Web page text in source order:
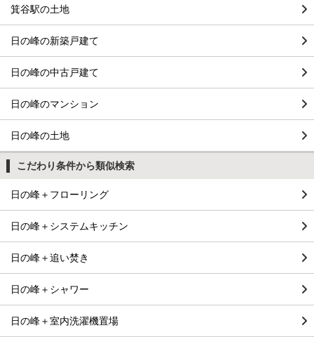
箕谷駅の土地
日の峰の新築戸建て
日の峰の中古戸建て
日の峰のマンション
日の峰の土地
こだわり条件から類似検索
日の峰＋フローリング
日の峰＋システムキッチン
日の峰＋追い焚き
日の峰＋シャワー
日の峰＋室内洗濯機置場